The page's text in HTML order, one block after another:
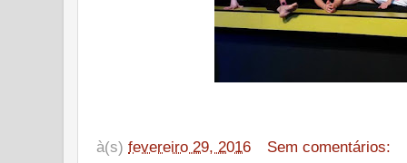
à(s) fevereiro 29, 2016 Sem comentários: